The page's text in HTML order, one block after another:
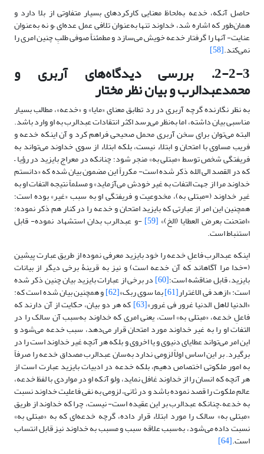
حاصل آنکه، خدعه به‌لحاظ معنایی کارکردهای بسیار متفاوتی از بلا دارد و
همان‌طور که اشاره شد، خداوند تنها به‌عنوان تلافی عمل عده‌ای –و نه به‌عنوان
عنایت- آنها را گرفتار خدعه خویش می‌سازد و مطمئناً صوفی طلبِ چنین امری را
نمی‌کند.[58]
2-2-3. بررسی دیدگاه‌های آربری و
محمدعبدالرب و بیان نظر مختار
به نظر نگارنده گرچه آربری در رد تطابق معنای «مایا» و «خدعه»، مطالب بسیار
مناسبی بیان داشته، اما به‌نظر می‌رسد اکثر انتقادات عبدالرب به او وارد باشد.
البته می‌توان برای سخن آربری محمل صحیحی فراهم کرد و آن اینکه خدعه و
فریب مساوی با امتحان و ابتلاء نیست، بلکه ابتلاء از سوی خداوند می‌تواند به
فریفتگی شخص توسط «مبتلی به» منجر شود؛ چنانکه در معراج بایزید در رؤیا –
که در القصد الی الله ذکر شده است- مکرراً این مضمون بیان شده که «دانستم
خداوند مرا از جهت التفات به غیر خودش می‌آزماید» و مسلماً نتیجه التفات او به
غیر خداوند (=مبتلی به)، مخدوعیت و فریفتگی او به سبب «غیر» بوده است؛
همچنین این امر از عبارتی که بایزید امتحان و خدعه را در کنار هم ذکر نموده:
«امتحنت بعرض العطایا (الخ)» [59] -و عبدالرب بدان استشهاد نموده- قابل
استنباط است.
اینکه عبدالرب فاعلِ خدعه را خود بایزید معرفی نموده از طریق عبارت پیشین
(=خدا مرا آگاهاند که آن خدعه است) و نیز به قرینۀ برخی دیگر از بیانات
بایزید، قابل مناقشه است؛[60] در برخی از عبارات بایزید بیان چنین ذکر شده
است: «ازهد فی الاغترار[61] بما سوی ربک»[62] و همچنین بیان شده است که:
«الدنیا لاهل الدنیا غرور فی غرور»[63] که هر دو بیان، حکایت از آن دارند که
فاعلِ خدعه، «مبتلی به» است، یعنی امری که خداوند به‌سبب آن سالک را در
التفات او را به غیر خداوند مورد امتحان قرار می‌دهد، سبب خدعه می‌شود و
این امر می‌تواند عطایای دنیوی و یا اخروی و بلکه هر آنچه غیر خداوند است را در
برگیرد. بر این اساس اولاً لزومی ندارد به‌سان عبدالرب مصداق خدعه را صرفاً
به امور ملکوتی اختصاص دهیم، بلکه خدعه در ادبیات بایزید عبارت است از
هر آنچه که انسان را از خداوند غافل نماید، ولو آنکه او در مواردی با لفظ خدعه،
عالم ملکوت را قصد نموده باشد و در ثانی، لزومی به نفی فاعلیت خداوند نسبت
به خدعه –چنانکه عبدالرب بر این عقیده است- نیست، چرا که خداوند از طریق
«مبتلی به» سالک را مورد ابتلاء قرار داده، گرچه خدعه‌ای که به «مبتلی به»
نسبت داده می‌شود، به‌سبب علاقه سبب و مسبب به خداوند نیز قابل انتساب
است.[64]